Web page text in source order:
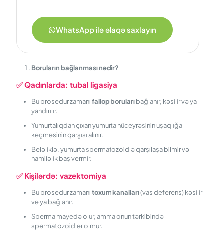
WhatsApp ilə əlaqə saxlayın
Boruların bağlanması nədir?
✅Qadınlarda: tubal ligasiya
Bu prosedur zamanıfallop borularıbağlanır, kəsilir və ya
yandırılır.
Yumurtalıqdan çıxan yumurta hüceyrəsinin uşaqlığa
keçməsinin qarşısı alınır.
Beləliklə, yumurta spermatozoidlə qarşılaşa bilmir və
hamiləlik baş vermir.
✅ Kişilərdə: vazektomiya
Bu prosedur zamanıtoxum kanalları(vas deferens) kəsilir
və ya bağlanır.
Sperma mayedə olur, amma onun tərkibində
spermatozoidlər olmur.